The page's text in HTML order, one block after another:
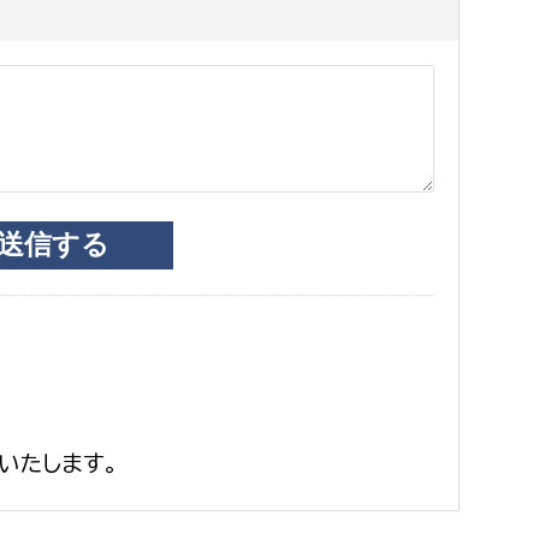
します。